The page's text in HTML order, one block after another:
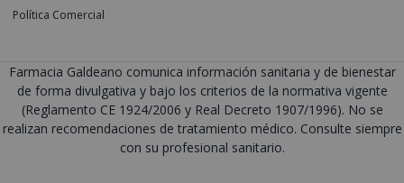
Política Comercial
Farmacia Galdeano comunica información sanitaria y de bienestar
de forma divulgativa y bajo los criterios de la normativa vigente
(Reglamento CE 1924/2006 y Real Decreto 1907/1996). No se
realizan recomendaciones de tratamiento médico. Consulte siempre
con su profesional sanitario.